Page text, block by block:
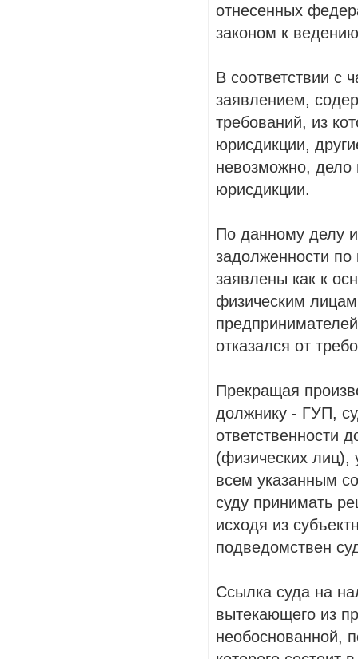
отнесенных
законом к
В соответствии с
заявлением,
требований, из
юрисдикции,
невозможно,
юрисдикции.
По данному делу
задолженности по
заявлены как к
физическим
отказался от
Прекращая
должнику - ГУП,
ответственности
(физических лиц),
всем указанным
суду принимать
исходя из
подведомствен
Ссылка суда на
вытекающего из
необоснованной,